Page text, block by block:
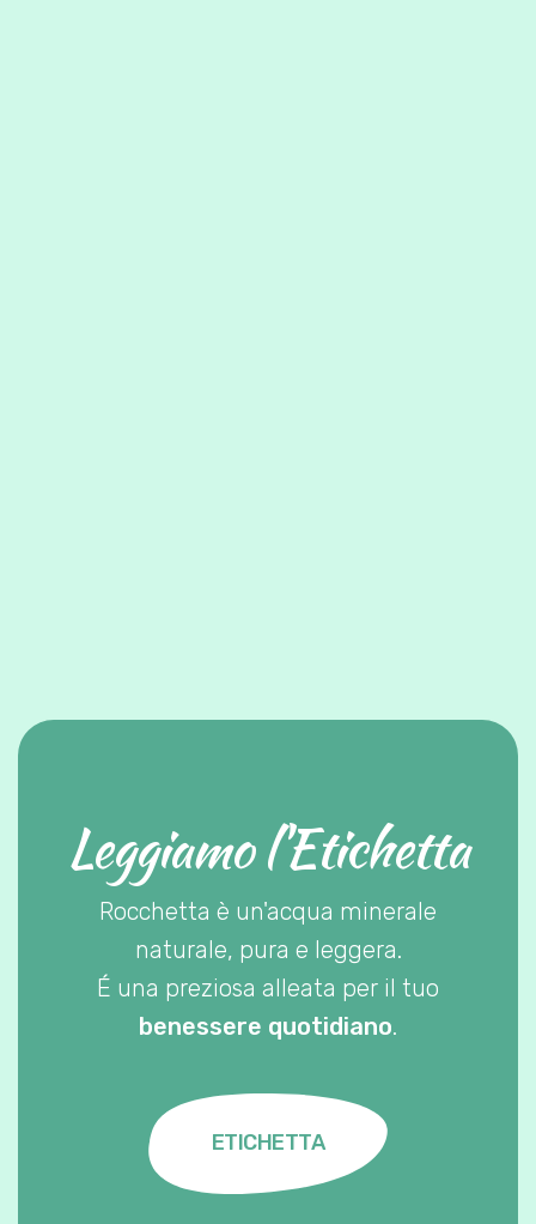
Leggiamo l'Etichetta
Rocchetta è un'acqua minerale
naturale, pura e leggera.
É una preziosa alleata per il tuo
benessere quotidiano.
ETICHETTA